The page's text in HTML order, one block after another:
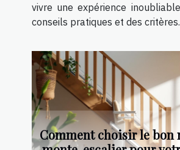
vivre une expérience
conseils pratiques et des
Comment choisir le bon